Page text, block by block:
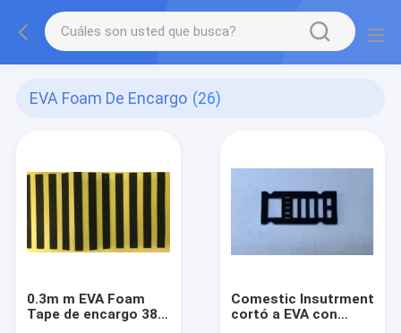
EVA Foam De Encargo (26)
0.3m m EVA Foam
Tape de encargo 38
Comestic Insutrment
cortó a EVA con